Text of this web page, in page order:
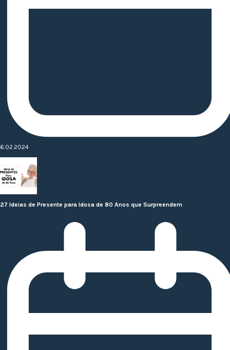
6.02.2024
27 Ideias de Presente para Idosa de 80 Anos que Surpreendem